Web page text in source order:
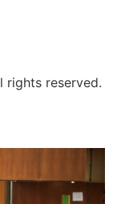
rights reserved.